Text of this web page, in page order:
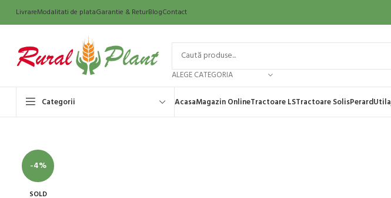
LivrareModalitati de plataGarantie & ReturBlogContact
ALEGE CATEGORIA
Categorii AcasaMagazin OnlineTractoare LSTractoare SolisPerard
-4%
SOLD